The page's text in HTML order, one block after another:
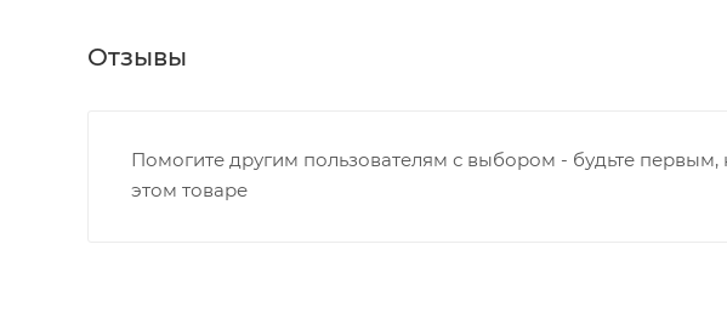
Отзывы
Помогите другим пользователям с выбором - будьте
этом товаре